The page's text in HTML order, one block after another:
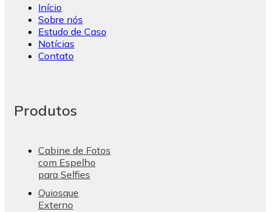
Início
Sobre nós
Estudo de Caso
Notícias
Contato
Produtos
Cabine de Fotos
com Espelho
para Selfies
Quiosque
Externo